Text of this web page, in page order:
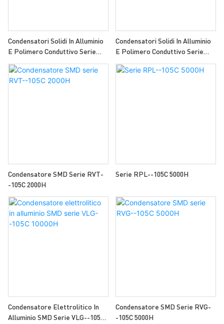
Condensatori Solidi In Alluminio
E Polimero Conduttivo Serie
VHK--125C 4000H-6000H
Condensatori Solidi In Alluminio
E Polimero Conduttivo Serie
RPG--105C 3000H
Condensatore SMD Serie RVT-
-105C 2000H
Serie RPL--105C 5000H
Condensatore Elettrolitico In
Alluminio SMD Serie VLG--105C
Condensatore SMD Serie RVG-
-105C 5000H